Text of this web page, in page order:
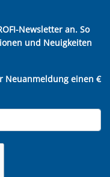
Newsletter an. So
und Neuigkeiten
Neuanmeldung einen €